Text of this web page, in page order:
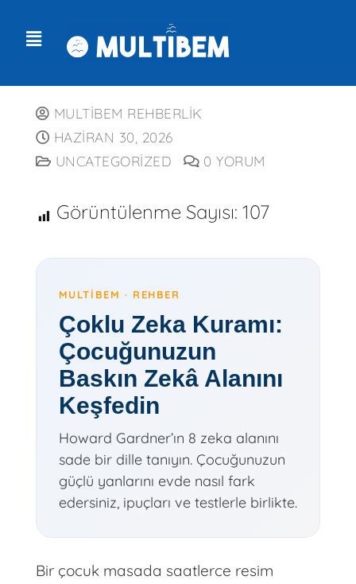
MULTIBEM REHBERLIK
HAZIRAN 30, 2026
UNCATEGORIZED
0 YORUM
Görüntülenme Sayısı: 107
MULTIBEM · REHBER
Çoklu Zeka Kuramı:
Çocuğunuzun
Baskın Zekâ Alanını
Keşfedin
Howard Gardner’ın 8 zeka alanını
sade bir dille tanıyın. Çocuğunuzun
güçlü yanlarını evde nasıl fark
edersiniz, ipuçları ve testlerle birlikte.
Bir çocuk masada saatlerce resim